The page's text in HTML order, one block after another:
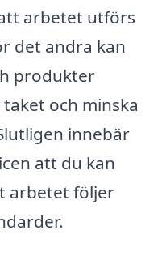
arbetet utförs
det andra kan
produkter
och minska
innebär
att du kan
arbetet följer